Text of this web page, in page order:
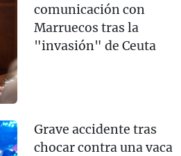
comunicación con
Marruecos tras la
"invasión" de Ceuta
Grave accidente tras
chocar contra una vaca